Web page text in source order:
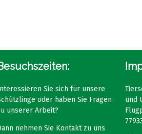
Sie sich für unsere
oder haben Sie Fragen
unserer Arbeit?
nehmen Sie Kontakt zu uns
und